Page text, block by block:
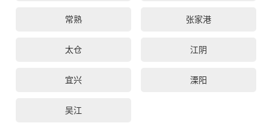
常熟 张家港
太仓 江阴
宜兴 溧阳
吴江